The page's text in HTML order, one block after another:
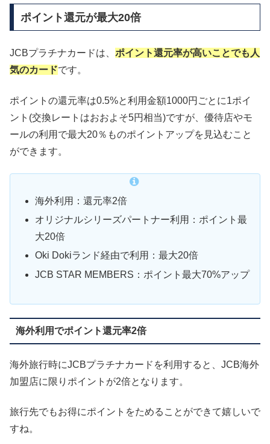
ポイント還元が最大20倍
JCBプラチナカードは、 ポイント還元率が高いことでも人
気のカードです。
ポイントの還元率は0.5%と利用金額1000円ごとに1ポイ
ント(交換レートはおおよそ5円相当)ですが、優待店やモ
ールの利用で最大20％ものポイントアップを見込むこと
ができます。
海外利用：還元率2倍
オリジナルシリーズパートナー利用：ポイント最
大20倍
Oki Dokiランド経由で利用：最大20倍
JCB STAR MEMBERS：ポイント最大70%アップ
海外利用でポイント還元率2倍
海外旅行時にJCBプラチナカードを利用すると、JCB海外
加盟店に限りポイントが2倍となります。
旅行先でもお得にポイントをためることができて嬉しいで
すね。